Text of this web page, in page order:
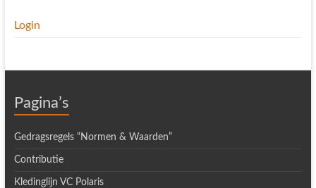
Login
Pagina’s
Gedragsregels “Normen & Waarden”
Contributie
Kledinglijn VC Polaris